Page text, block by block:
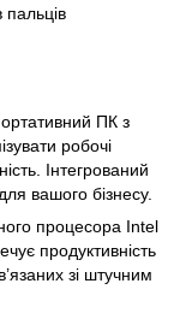
пальців
ПК з
робочі
Інтегрований
вашого бізнесу.
процесора Intel
продуктивність
зі штучним